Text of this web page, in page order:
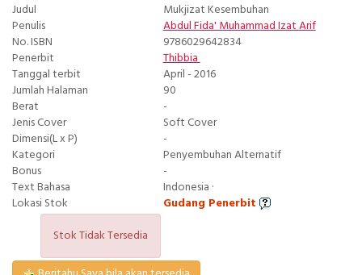
Judul
Mukjizat Kesembuhan
Penulis
Abdul Fida' Muhammad Izat Arif
No. ISBN
9786029642834
Penerbit
Thibbia
Tanggal terbit
April - 2016
Jumlah Halaman
90
Berat
-
Jenis Cover
Soft Cover
Dimensi(L x P)
-
Kategori
Penyembuhan Alternatif
Bonus
-
Text Bahasa
Indonesia ·
Lokasi Stok
Gudang Penerbit
Stok Tidak Tersedia